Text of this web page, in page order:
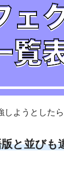
しようとしたら
と並びも